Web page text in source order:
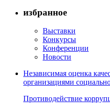
избранное
Выставки
Конкурсы
Конференции
Новости
Независимая оценка
организациями
Противодействие